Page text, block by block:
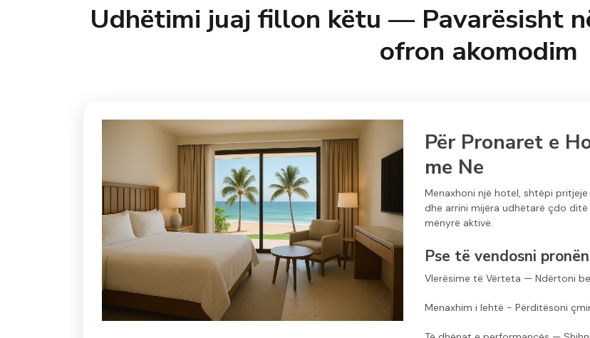
Udhëtimi juaj fillon këtu — Pavarësisht
ofron akomodim
Për Pronaret e
me Ne
Menaxhoni një hotel, shtëpi
dhe arrini mijëra udhëtarë çdo
mënyrë aktive.
Pse të vendosni
Vlerësime të Vërteta — Ndërtoni
Menaxhim i lehtë - Përditësoni